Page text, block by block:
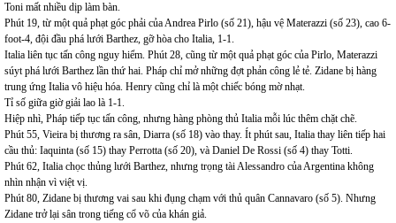
Toni mất nhiều dịp làm bàn.
Phút 19, từ một quả phạt góc phải của Andrea Pirlo (số 21), hậu vệ Materazzi (số 23), cao 6-
foot-4, đội đầu phá lưới Barthez, gỡ hòa cho Italia, 1-1.
Italia liên tục tấn công nguy hiểm. Phút 28, cũng từ một quả phạt góc của Pirlo, Materazzi
súyt phá lưới Barthez lần thứ hai. Pháp chỉ mở những đợt phản công lẻ tẻ. Zidane bị hàng
trung ứng Italia vô hiệu hóa. Henry cũng chỉ là một chiếc bóng mờ nhạt.
Tỉ số giữa giờ giải lao là 1-1.
Hiệp nhì, Pháp tiếp tục tấn công, nhưng hàng phòng thủ Italia mỗi lúc thêm chặt chẽ.
Phút 55, Vieira bị thương ra sân, Diarra (số 18) vào thay. Ít phút sau, Italia thay liên tiếp hai
cầu thủ: Iaquinta (số 15) thay Perrotta (số 20), và Daniel De Rossi (số 4) thay Totti.
Phút 62, Italia chọc thủng lưới Barthez, nhưng trọng tài Alessandro của Argentina không
nhìn nhận vì việt vị.
Phút 80, Zidane bị thương vai sau khi đụng chạm với thủ quân Cannavaro (số 5). Nhưng
Zidane trở lại sân trong tiếng cổ võ của khán giả.